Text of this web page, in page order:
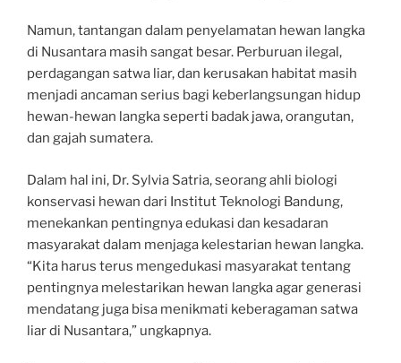
Namun, tantangan dalam penyelamatan hewan langka
di Nusantara masih sangat besar. Perburuan ilegal,
perdagangan satwa liar, dan kerusakan habitat masih
menjadi ancaman serius bagi keberlangsungan hidup
hewan-hewan langka seperti badak jawa, orangutan,
dan gajah sumatera.
Dalam hal ini, Dr. Sylvia Satria, seorang ahli biologi
konservasi hewan dari Institut Teknologi Bandung,
menekankan pentingnya edukasi dan kesadaran
masyarakat dalam menjaga kelestarian hewan langka.
“Kita harus terus mengedukasi masyarakat tentang
pentingnya melestarikan hewan langka agar generasi
mendatang juga bisa menikmati keberagaman satwa
liar di Nusantara,” ungkapnya.